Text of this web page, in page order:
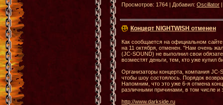
Просмотров: 1764 | Добавил: Oscillator
Концерт NIGHTWISH отменен
Как сообщается на официальном
на 11 октября, отменен. "Нам очень
(JC-SOUND) не выполнил свои
возместят деньги, тем, кто уже купил
Организаторы концерта, компания JC-
чтобы шоу состоялось. Порядок
Напомним, что это уже 6-я отмена
различными причинами, в том числе и
http://www.darkside.ru